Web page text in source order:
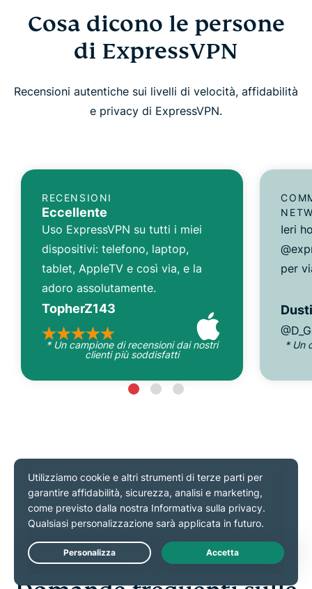
Cosa dicono le persone
di ExpressVPN
Recensioni autentiche sui livelli di velocità, affidabilità
e privacy di ExpressVPN.
RECENSIONI
Eccellente
Uso ExpressVPN su tutti i miei
dispositivi: telefono, laptop,
tablet, AppleTV e così via, e la
adoro assolutamente.
TopherZ143
* Un campione di recensioni dai nostri
clienti più soddisfatti
Ieri
per
* Un
Vista su
Live Chat